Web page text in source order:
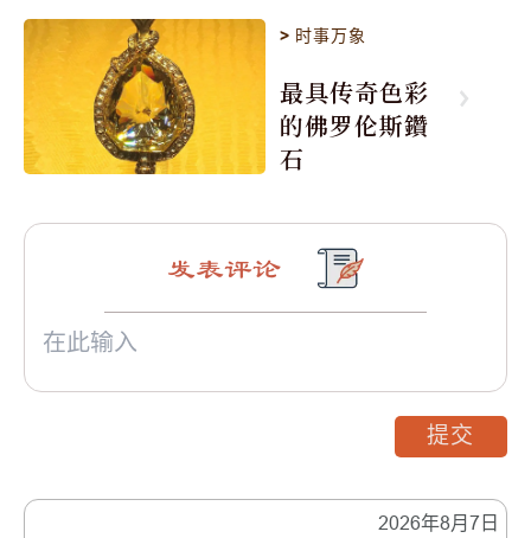
> 时事万象
最具传奇色彩
的佛罗伦斯鑽
石
2026年8月7日
发表评论
提交